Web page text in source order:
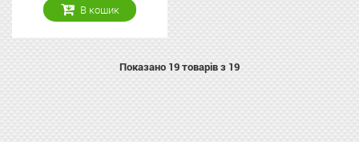
В кошик
Показано 19товарів з 19